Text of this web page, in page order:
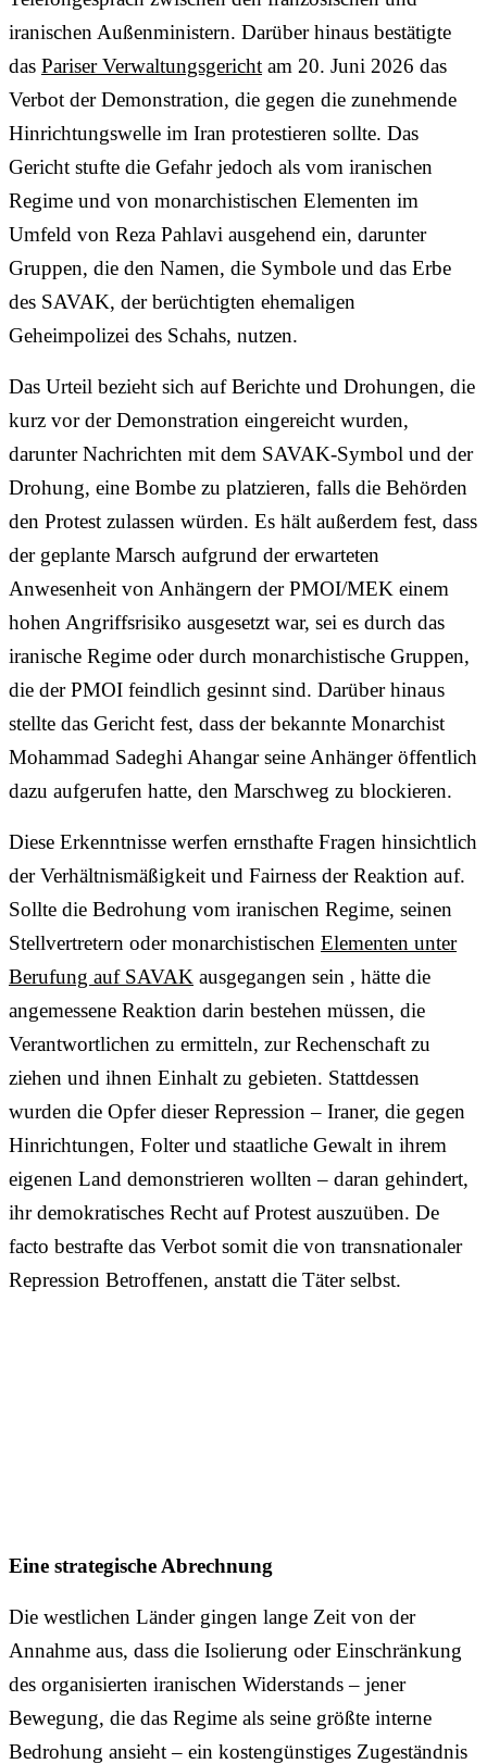
iranischen Außenministern. Darüber hinaus bestätigte
das Pariser Verwaltungsgericht am 20. Juni 2026 das
Verbot der Demonstration, die gegen die zunehmende
Hinrichtungswelle im Iran protestieren sollte. Das
Gericht stufte die Gefahr jedoch als vom iranischen
Regime und von monarchistischen Elementen im
Umfeld von Reza Pahlavi ausgehend ein, darunter
Gruppen, die den Namen, die Symbole und das Erbe
des SAVAK, der berüchtigten ehemaligen
Geheimpolizei des Schahs, nutzen.
Das Urteil bezieht sich auf Berichte und Drohungen, die
kurz vor der Demonstration eingereicht wurden,
darunter Nachrichten mit dem SAVAK-Symbol und der
Drohung, eine Bombe zu platzieren, falls die Behörden
den Protest zulassen würden. Es hält außerdem fest, dass
der geplante Marsch aufgrund der erwarteten
Anwesenheit von Anhängern der PMOI/MEK einem
hohen Angriffsrisiko ausgesetzt war, sei es durch das
iranische Regime oder durch monarchistische Gruppen,
die der PMOI feindlich gesinnt sind. Darüber hinaus
stellte das Gericht fest, dass der bekannte Monarchist
Mohammad Sadeghi Ahangar seine Anhänger öffentlich
dazu aufgerufen hatte, den Marschweg zu blockieren.
Diese Erkenntnisse werfen ernsthafte Fragen hinsichtlich
der Verhältnismäßigkeit und Fairness der Reaktion auf.
Sollte die Bedrohung vom iranischen Regime, seinen
Stellvertretern oder monarchistischen Elementen unter
Berufung auf SAVAK ausgegangen sein , hätte die
angemessene Reaktion darin bestehen müssen, die
Verantwortlichen zu ermitteln, zur Rechenschaft zu
ziehen und ihnen Einhalt zu gebieten. Stattdessen
wurden die Opfer dieser Repression – Iraner, die gegen
Hinrichtungen, Folter und staatliche Gewalt in ihrem
eigenen Land demonstrieren wollten – daran gehindert,
ihr demokratisches Recht auf Protest auszuüben. De
facto bestrafte das Verbot somit die von transnationaler
Repression Betroffenen, anstatt die Täter selbst.
Eine strategische Abrechnung
Die westlichen Länder gingen lange Zeit von der
Annahme aus, dass die Isolierung oder Einschränkung
des organisierten iranischen Widerstands – jener
Bewegung, die das Regime als seine größte interne
Bedrohung ansieht – ein kostengünstiges Zugeständnis